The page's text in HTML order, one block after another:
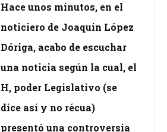
Hace unos minutos, en el
noticiero de Joaquin López
Dóriga, acabo de escuchar
una noticia según la cual, el
H, poder Legislativo (se
dice así y no récua)
presentó una controversia